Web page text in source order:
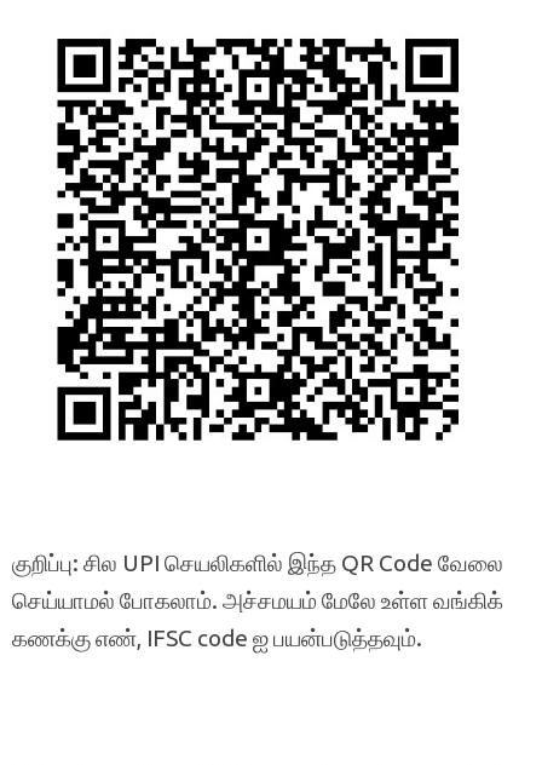
குறிப்பு: சில UPI செயலிகளில் இந்த QR Code வேலை
செய்யாமல் போகலாம். அச்சமயம் மேலே உள்ள வங்கிக்
கணக்கு எண், IFSC code ஐ பயன்படுத்தவும்.